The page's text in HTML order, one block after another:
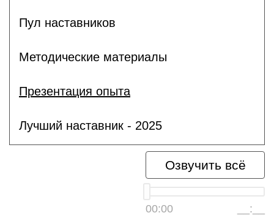
Пул наставников
Методические материалы
Презентация опыта
Лучший наставник - 2025
Озвучить всё
00:00 __:__